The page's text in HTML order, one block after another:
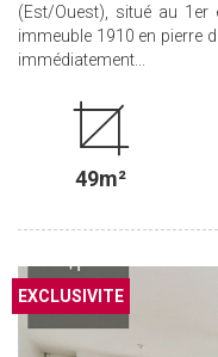
(Est/Ouest), situé au 1er
immeuble 1910 en pierre
immédiatement...
49m²
EXCLUSIF
EXCLUSIVITE